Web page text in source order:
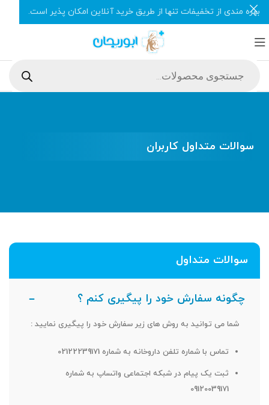
سوالات متداول کاربران
سوالات متداول
چگونه سفارش خود را پیگیری کنم ؟
شما می توانید به روش های زیر سفارش خود را پیگیری نمایید :
تماس با شماره تلفن داروخانه به شماره 02122239171
ثبت یک پیام در شبکه اجتماعی واتساپ به شماره
09120039171
بهره مندی از تخفیفات تنها از طریق خرید آنلاین امکان پذیر است.